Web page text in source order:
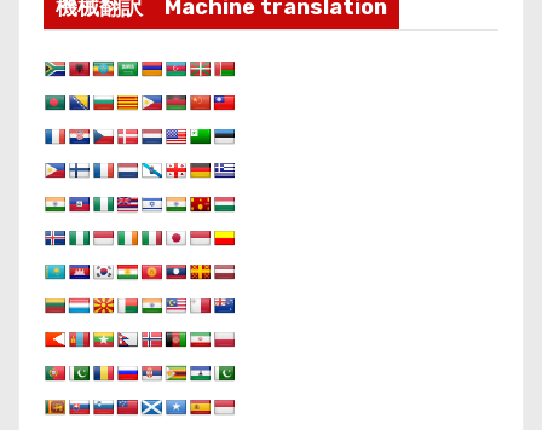
機械翻訳 Machine translation